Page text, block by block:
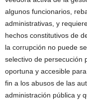
algunos funcionarios,
administrativas, y
hechos constitutivos de
la corrupción no puede
selectivo de persecución
oportuna y accesible
fin a los abusos de las
administración pública y